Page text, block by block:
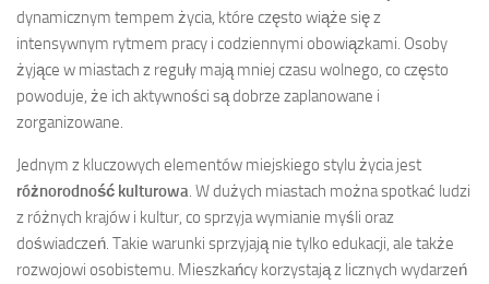
dynamicznym tempem życia, które często wiąże się z
intensywnym rytmem pracy i codziennymi obowiązkami. Osoby
żyjące w miastach z reguły mają mniej czasu wolnego, co często
powoduje, że ich aktywności są dobrze zaplanowane i
zorganizowane.
Jednym z kluczowych elementów miejskiego stylu życia jest
różnorodność kulturowa. W dużych miastach można spotkać ludzi
z różnych krajów i kultur, co sprzyja wymianie myśli oraz
doświadczeń. Takie warunki sprzyjają nie tylko edukacji, ale także
rozwojowi osobistemu. Mieszkańcy korzystają z licznych wydarzeń